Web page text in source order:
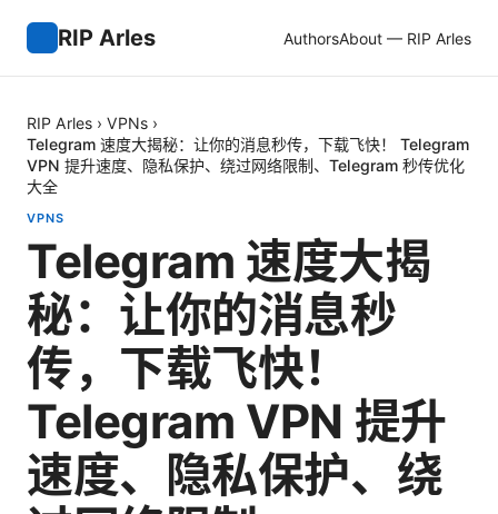
RIP Arles AuthorsAbout — RIP Arles
RIP Arles › VPNs ›
Telegram 速度大揭秘：让你的消息秒传，下载飞快！ Telegram
VPN 提升速度、隐私保护、绕过网络限制、Telegram 秒传优化
大全
VPNS
Telegram 速度大揭
秘：让你的消息秒
传，下载飞快！
Telegram VPN 提升
速度、隐私保护、绕